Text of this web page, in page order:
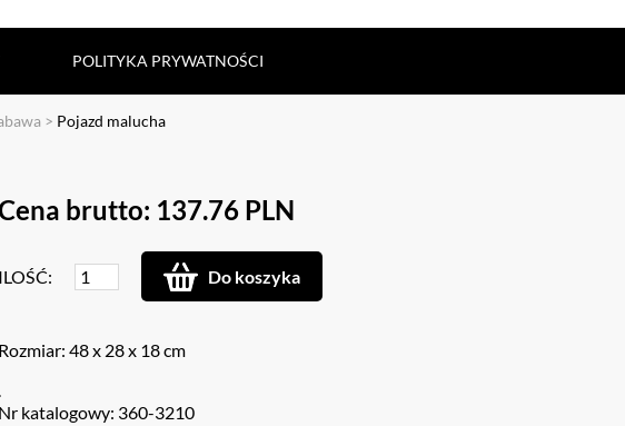
POLITYKA PRYWATNOŚCI
> Pojazd malucha
brutto: 137.76 PLN
ILOŚĆ: Do koszyka
Rozmiar: 48 x 28 x 18 cm
Nr katalogowy: 360-3210